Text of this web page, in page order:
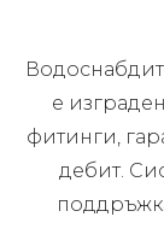
е
фитинги,
дебит.